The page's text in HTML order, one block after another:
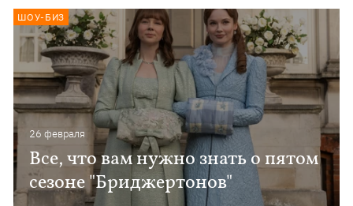
26 февраля
Все, что вам нужно знать о пятом
сезоне "Бриджертонов"
ШОУ-БИЗ